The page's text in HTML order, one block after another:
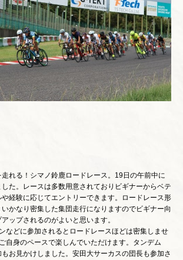
れる！シマノ鈴鹿ロードレース。19日の午前中に
た。レースは多数用意されておりビギナーからベテ
経験に応じてエントリーできます。ロードレース形
かなり密集した集団走行になりますのでビギナー向
ップされるのがよいと思います。
などに参加されるとロードレースほどは密集しませ
自身のペースで楽しんでいただけます。タンデム
もお見かけしました。安田大サーカスの団長も参加さ